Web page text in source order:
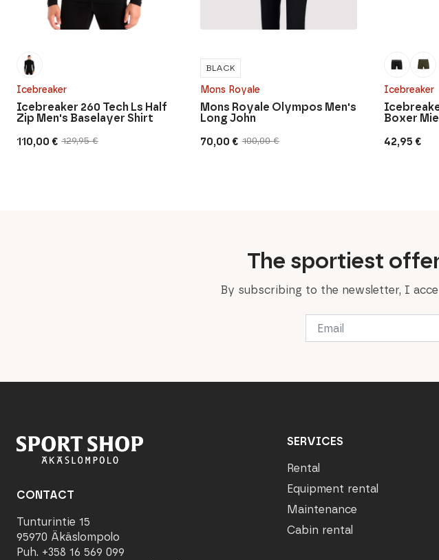
Icebreaker
129,95€
Original
110,00 €
Current
Icebreaker 260 Tech Ls Half
Zip Men's Baselayer Shirt
Mons Royale
100,00€
Original
70,00 €
Current
Mons Royale Olympos Men's
Long John
BLACK
Icebreaker
42,95 €
Boxer
The sportiest
By subscribing to the newsletter, I
Email
CONTACT
Tunturintie 15
95970 Äkäslompolo
Puh. +358 16 569 099
SERVICES
Rental
Equipment rental
Maintenance
Cabin rental